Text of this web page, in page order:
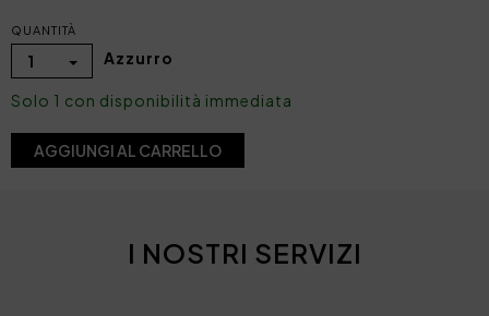
QUANTITÀ
1 Azzurro
Solo 1 con disponibilità immediata
AGGIUNGI AL CARRELLO
I NOSTRI SERVIZI